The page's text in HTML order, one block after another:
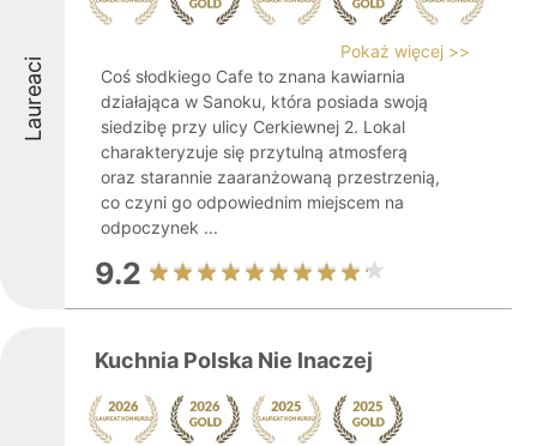
Laureaci
Pokaż więcej >>
Coś słodkiego Cafe to znana kawiarnia
działająca w Sanoku, która posiada swoją
siedzibę przy ulicy Cerkiewnej 2. Lokal
charakteryzuje się przytulną atmosferą
oraz starannie zaaranżowaną przestrzenią,
co czyni go odpowiednim miejscem na
odpoczynek ...
9.2
Kuchnia Polska Nie Inaczej